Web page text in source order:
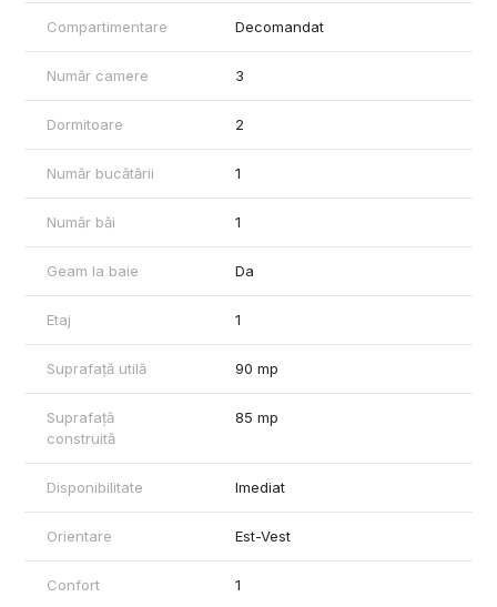
Certificatul Energetic al imobilului rămâne in sarcina
proprietarului.
- consultanta obținere credite bancare;
- servicii notariat;
- certificate energetice imobile;
- servicii de evaluare;
- consultanta juridica;
Compartimentare Decomandat
Număr camere 3
Dormitoare 2
Număr bucătării 1
Număr băi 1
Geam la baie Da
Etaj 1
Suprafață utilă 90 mp
Suprafață
construită
85 mp
Disponibilitate Imediat
Orientare Est-Vest
Confort 1